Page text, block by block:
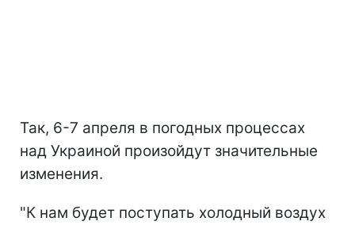
Так, 6-7 апреля в погодных процессах
над Украиной произойдут значительные
изменения.
"К нам будет поступать холодный воздух